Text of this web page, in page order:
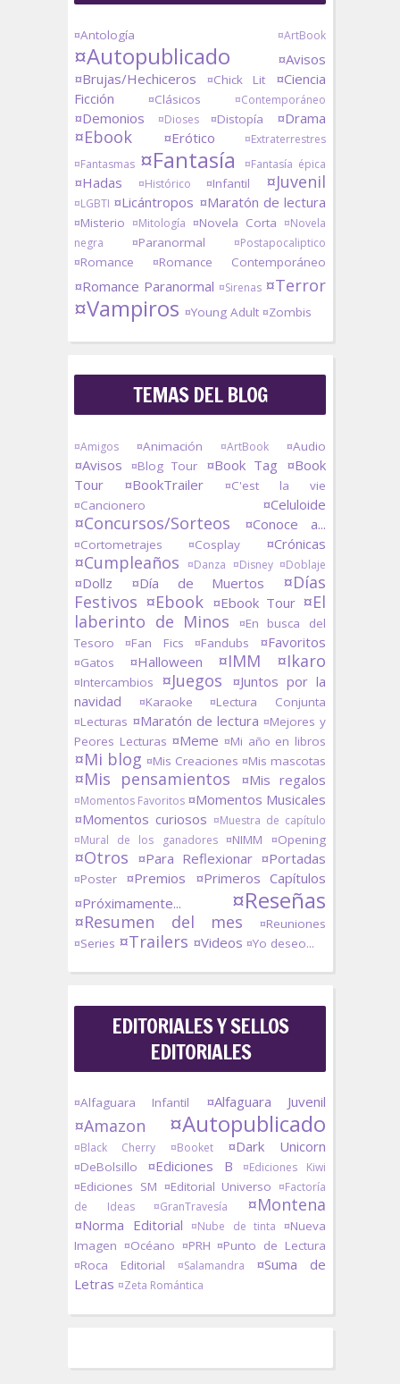
¤Antología ¤ArtBook
¤Autopublicado
¤Avisos
¤Brujas/Hechiceros
¤Chick Lit
¤Ciencia
Ficción
¤Clásicos ¤Contemporáneo
¤Demonios ¤Dioses ¤Distopía ¤Drama
¤Ebook ¤Erótico
¤Extraterrestres
¤Fantasmas ¤Fantasía ¤Fantasía épica
¤Hadas ¤Histórico ¤Infantil ¤Juvenil
¤LGBTI ¤Licántropos ¤Maratón de lectura
¤Misterio ¤Mitología ¤Novela Corta ¤Novela
negra
¤Paranormal ¤Postapocaliptico
¤Romance ¤Romance Contemporáneo
¤Romance Paranormal ¤Sirenas ¤Terror
¤Vampiros ¤Young Adult ¤Zombis
TEMAS DEL BLOG
¤Amigos ¤Animación ¤ArtBook ¤Audio
¤Avisos ¤Blog Tour ¤Book Tag ¤Book
Tour
¤BookTrailer
¤C'est la vie
¤Cancionero
¤Celuloide
¤Concursos/Sorteos ¤Conoce a...
¤Cortometrajes ¤Cosplay ¤Crónicas
¤Cumpleaños ¤Danza ¤Disney ¤Doblaje
¤Dollz ¤Día de Muertos
¤Días
Festivos ¤Ebook ¤Ebook Tour ¤El
laberinto de Minos
¤En busca del
Tesoro
¤Fan Fics ¤Fandubs ¤Favoritos
¤Gatos ¤Halloween ¤IMM ¤Ikaro
¤Intercambios ¤Juegos
¤Juntos por la
navidad
¤Karaoke
¤Lectura Conjunta
¤Lecturas ¤Maratón de lectura ¤Mejores y
Peores Lecturas ¤Meme ¤Mi año en libros
¤Mi blog ¤Mis Creaciones ¤Mis mascotas
¤Mis pensamientos ¤Mis regalos
¤Momentos Favoritos ¤Momentos Musicales
¤Momentos curiosos ¤Muestra de capítulo
¤Mural de los ganadores ¤NIMM ¤Opening
¤Otros ¤Para Reflexionar ¤Portadas
¤Poster ¤Premios
¤Primeros Capítulos
¤Próximamente...
¤Reseñas
¤Resumen del mes
¤Reuniones
¤Series ¤Trailers ¤Videos ¤Yo deseo...
EDITORIALES Y SELLOS
EDITORIALES
¤Alfaguara Infantil ¤Alfaguara Juvenil
¤Amazon ¤Autopublicado
¤Black Cherry ¤Booket ¤Dark Unicorn
¤DeBolsillo ¤Ediciones B ¤Ediciones Kiwi
¤Ediciones SM ¤Editorial Universo ¤Factoría
de Ideas
¤GranTravesía ¤Montena
¤Norma Editorial ¤Nube de tinta ¤Nueva
Imagen ¤Océano ¤PRH ¤Punto de Lectura
¤Roca Editorial
¤Salamandra
¤Suma de
Letras ¤Zeta Romántica